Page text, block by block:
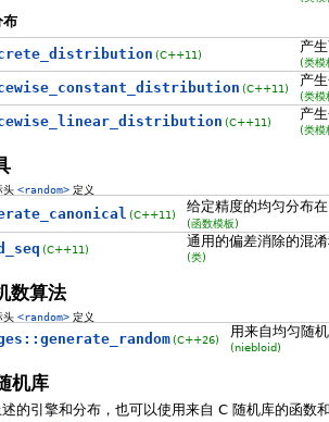
布
(C++11) 产
(类模
(C++11) 产
(类模
(C++11) 产
(类模
头<random> 定义
(C++11) 给定精度的均匀分布
(函数模板)
(C++11) 通用的偏差消除的混
(类)
数算法
头<random> 定义
(C++26) 用来自均匀随
(niebloid)
机库
的引擎和分布，也可以使用来自 C 随机库的函数